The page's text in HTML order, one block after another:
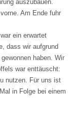
auszubauen.
Am Ende fuhr
ein erwartet
dass wir aufgrund
haben. Wir
war enttäuscht:
nutzen. Für uns ist
in Folge bei einem